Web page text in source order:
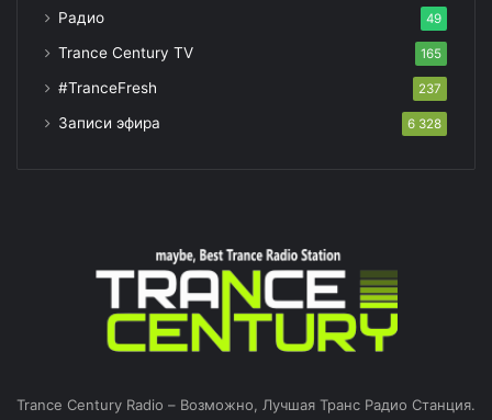
Радио 49
Trance Century TV 165
#TranceFresh 237
Записи эфира 6 328
Trance Century Radio – Возможно, Лучшая Транс Радио Станция.